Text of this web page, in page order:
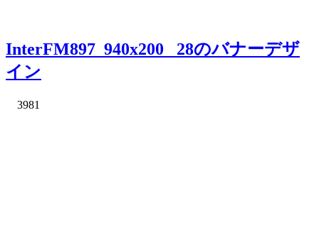
InterFM897_940x200_ 28のバナーデザ
イン
3981